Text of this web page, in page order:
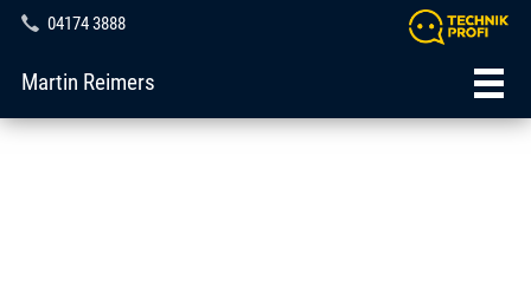
04174 3888
Martin Reimers